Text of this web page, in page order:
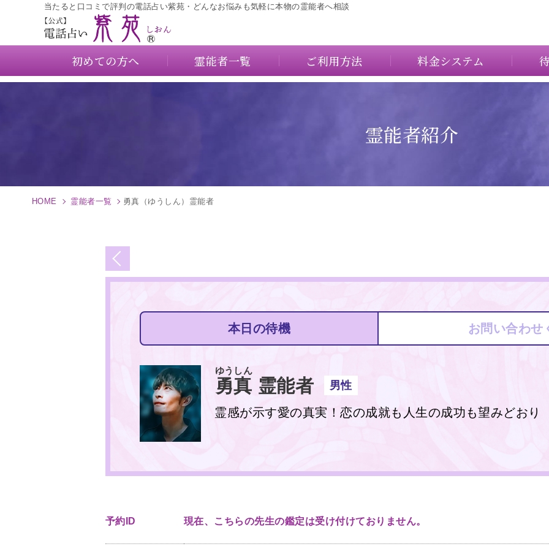
当たると口コミで評判の電話占い紫苑・どんなお悩みも気軽に本物の霊能者へ相談
初めての方へ 霊能者一覧 ご利用方法 料金システム
霊能者紹介
HOME 霊能者一覧 勇真（ゆうしん）霊能者
本日の待機 お問い合わせ
勇真
ゆうしん
霊能者 男性
霊感が示す愛の真実！恋の成就も人生の成功も望みどおり
予約ID 現在、こちらの先生の鑑定は受け付けておりません。